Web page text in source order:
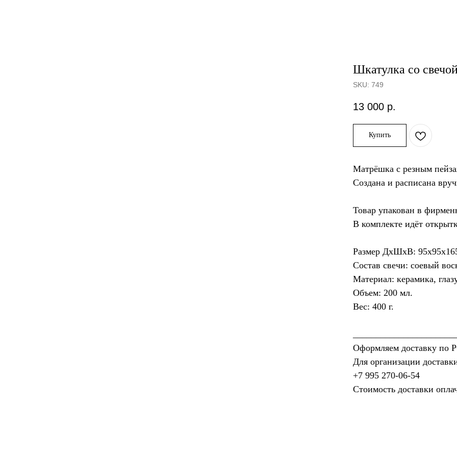
Шкатулка со
SKU: 749
13 000 р.
Купить
Матрёшка с резным
Создана и расписана
Товар упакован в
В комплекте идёт
Размер ДхШхВ:
Состав свечи: соевый
Материал: керамика,
Объем: 200 мл.
Вес: 400 г.
Оформляем доставку по
Для организации
+7 995 270‑06‑54‬
Стоимость доставки